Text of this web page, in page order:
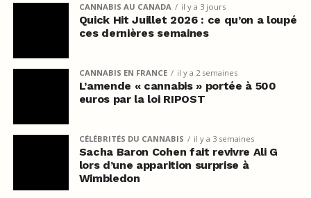
CANNABIS AU CANADA il y a 3 jours
Quick Hit Juillet 2026 : ce qu’on a loupé
ces dernières semaines
CANNABIS EN FRANCE il y a 2 semaines
L’amende « cannabis » portée à 500
euros par la loi RIPOST
CÉLÉBRITÉS DU CANNABIS il y a 3 semaines
Sacha Baron Cohen fait revivre Ali G
lors d’une apparition surprise à
Wimbledon